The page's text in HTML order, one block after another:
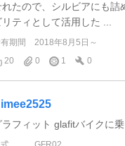
れたので、シルビアにも詰
リティとして活用した ...
期間
2018年8月5日～
20
0 1 0
ラフィット glafitバイクに乗